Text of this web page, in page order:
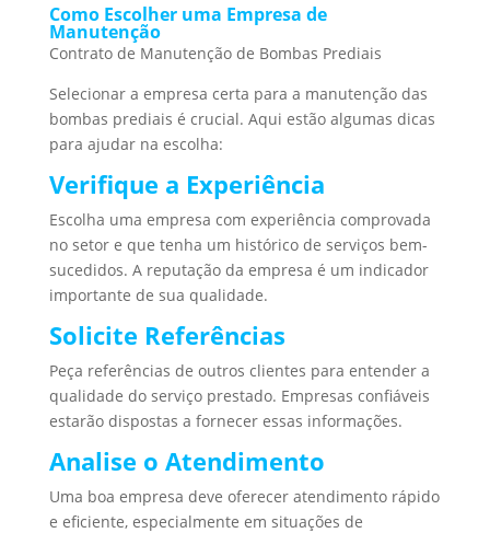
Como Escolher uma Empresa de
Manutenção
Contrato de Manutenção de Bombas Prediais
Selecionar a empresa certa para a manutenção das
bombas prediais é crucial. Aqui estão algumas dicas
para ajudar na escolha:
Verifique a Experiência
Escolha uma empresa com experiência comprovada
no setor e que tenha um histórico de serviços bem-
sucedidos. A reputação da empresa é um indicador
importante de sua qualidade.
Solicite Referências
Peça referências de outros clientes para entender a
qualidade do serviço prestado. Empresas confiáveis
estarão dispostas a fornecer essas informações.
Analise o Atendimento
Uma boa empresa deve oferecer atendimento rápido
e eficiente, especialmente em situações de